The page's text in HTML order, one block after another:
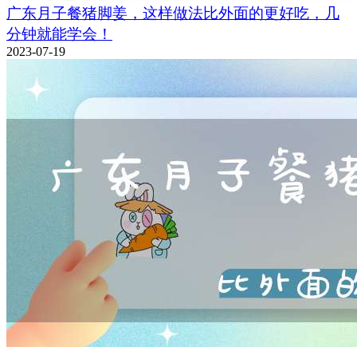
广东月子餐猪脚姜，这样做法比外面的更好吃，几
分钟就能学会！
2023-07-19